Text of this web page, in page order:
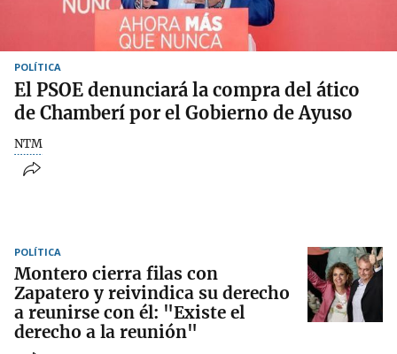
POLÍTICA
El PSOE denunciará la compra del ático
de Chamberí por el Gobierno de Ayuso
NTM
POLÍTICA
Montero cierra filas con
Zapatero y reivindica su derecho
a reunirse con él: "Existe el
derecho a la reunión"